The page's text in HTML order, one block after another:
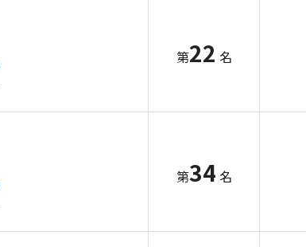
第22 名
第34 名